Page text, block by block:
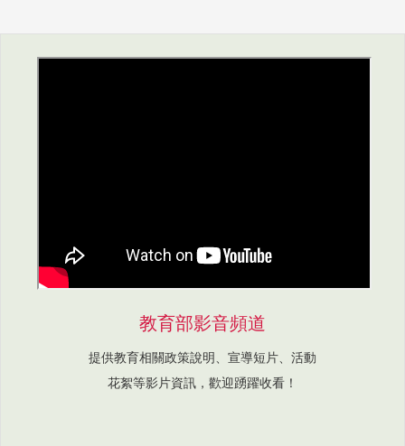
教育部影音頻道
提供教育相關政策說明、宣導短片、活動
花絮等影片資訊，歡迎踴躍收看！